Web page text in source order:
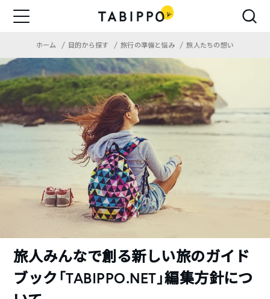
ホーム 目的から探す 旅行の準備と悩み 旅人たちの想い
旅人みんなで創る新しい旅のガイド
ブック「TABIPPO.NET」編集方針につ